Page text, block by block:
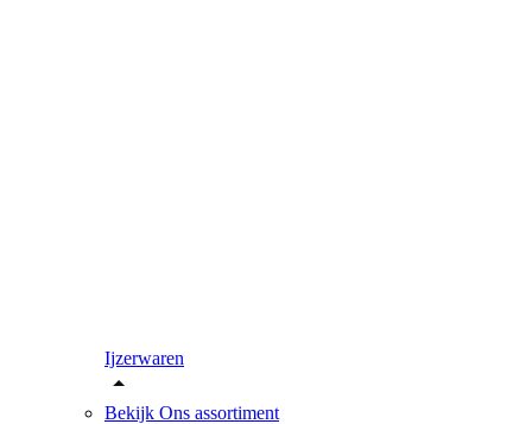
Ijzerwaren
Bekijk Ons assortiment